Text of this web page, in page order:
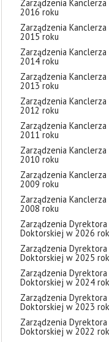
Zarządzenia
2016 roku
Zarządzenia
2015 roku
Zarządzenia
2014 roku
Zarządzenia
2013 roku
Zarządzenia
2012 roku
Zarządzenia
2011 roku
Zarządzenia
2010 roku
Zarządzenia
2009 roku
Zarządzenia
2008 roku
Zarządzenia Dyrektora
Doktorskiej w 2026
Zarządzenia Dyrektora
Doktorskiej w 2025
Zarządzenia Dyrektora
Doktorskiej w 2024
Zarządzenia Dyrektora
Doktorskiej w 2023
Zarządzenia Dyrektora
Doktorskiej w 2022